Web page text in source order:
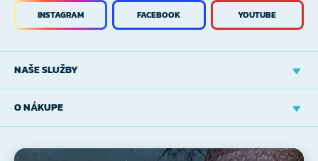
NAŠE SLUŽBY
O NÁKUPE
INSTAGRAM FACEBOOK YOUTUBE